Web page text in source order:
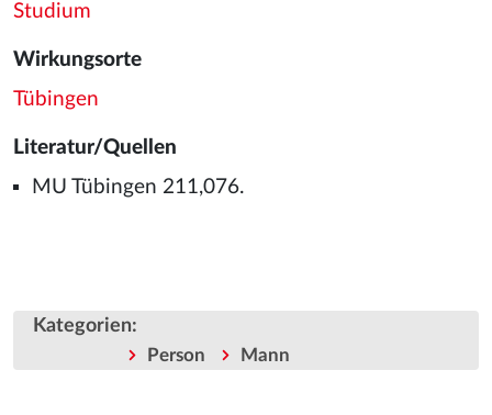
Studium
Wirkungsorte
Tübingen
Literatur/Quellen
MU Tübingen 211,076.
Kategorien:
Person Mann